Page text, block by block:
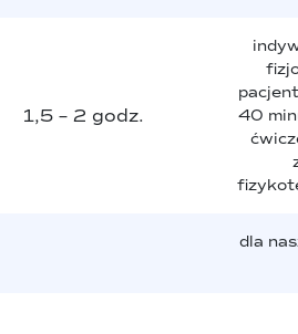
1,5 – 2 godz.
40
dla